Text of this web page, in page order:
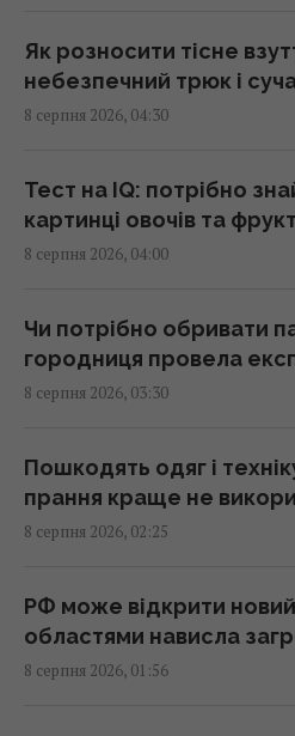
Полуниця проти лохини:
показало, в якій ягоді
07:31 субота, 08 серпня 2026
Три Спаси, Успіння та
07:30 субота, 08 серпня 2026
Магнітна буря охопить
07:10 субота, 08 серпня 2026
8 серпня: церковне
бажання
06:30 субота, 08 серпня 2026
Як розносити тісне
небезпечний трюк і
8 серпня 2026, 04:30
Тест на IQ: потрібно
картинці овочів та
8 серпня 2026, 04:00
Чи потрібно обривати
городниця провела
8 серпня 2026, 03:30
Пошкодять одяг і
прання краще не
8 серпня 2026, 02:25
РФ може відкрити
областями нависла
8 серпня 2026, 01:56